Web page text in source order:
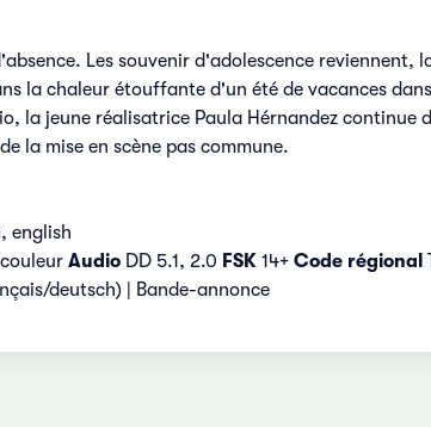
Les souvenir d'adolescence reviennent,
la chaleur étouffante d'un été de vacances
la jeune réalisatrice Paula Hérnandez continue
la mise en scène pas commune.
english
AudioDD 5.1, 2.0 FSK14+ Code régional
deutsch) | Bande-annonce